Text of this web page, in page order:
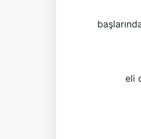
eli
omzu